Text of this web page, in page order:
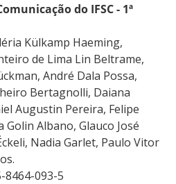
do IFSC - 1ª
Külkamp Haeming,
de Lima Lin Beltrame,
André Dala Possa,
Bertagnolli, Daiana
Augustin Pereira, Felipe
Golin Albano, Glauco José
Nadia Garlet, Paulo Vitor
8464-093-5